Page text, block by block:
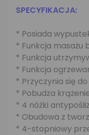
SPECYFIKACJA:
* Posiada
* Funkcja masażu
* Funkcja
* Funkcja
* Przyczynia się
* Pobudza
* 4 nóżki
* Obudowa z
* 4-stopniowy